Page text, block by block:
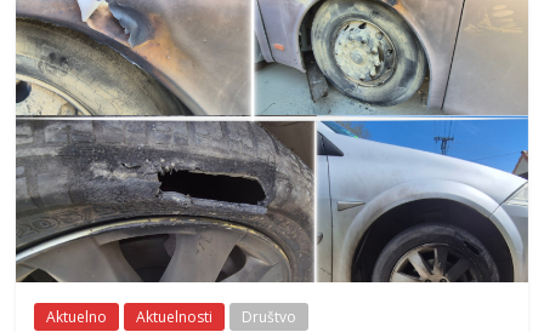
Aktuelno Aktuelnosti Društvo